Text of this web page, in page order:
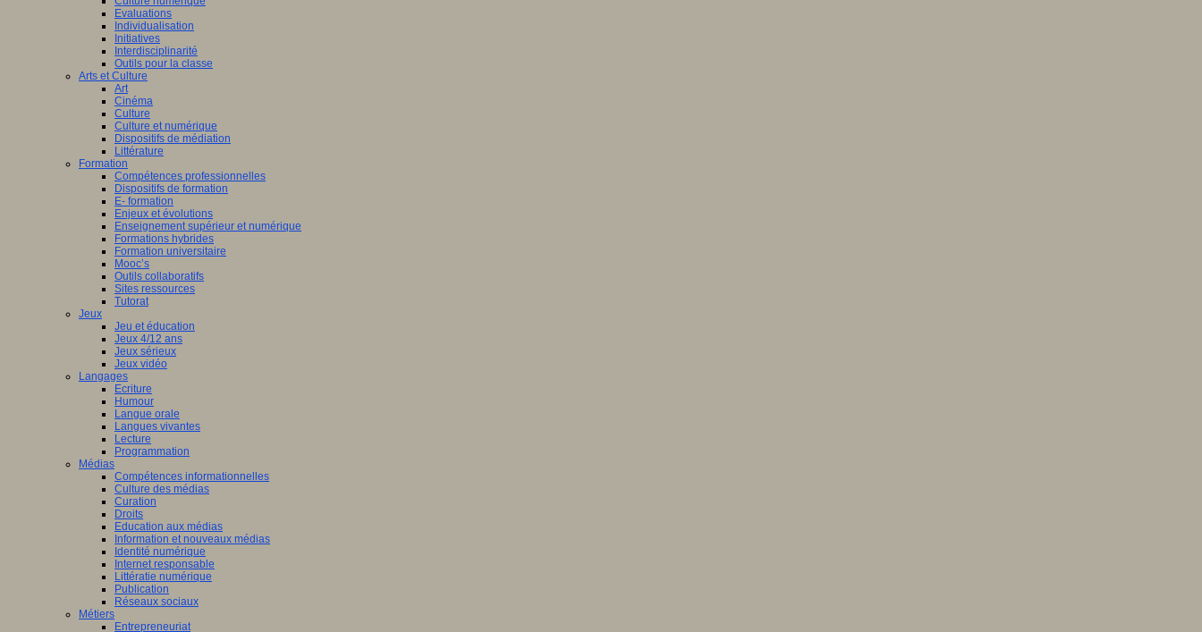
Evaluations
Individualisation
Initiatives
Interdisciplinarité
Outils pour la classe
Arts et Culture
Art
Cinéma
Culture
Culture et numérique
Dispositifs de médiation
Littérature
Formation
Compétences professionnelles
Dispositifs de formation
E- formation
Enjeux et évolutions
Enseignement supérieur et numérique
Formations hybrides
Formation universitaire
Mooc’s
Outils collaboratifs
Sites ressources
Tutorat
Jeux
Jeu et éducation
Jeux 4/12 ans
Jeux sérieux
Jeux vidéo
Langages
Ecriture
Humour
Langue orale
Langues vivantes
Lecture
Programmation
Médias
Compétences informationnelles
Culture des médias
Curation
Droits
Education aux médias
Information et nouveaux médias
Identité numérique
Internet responsable
Littératie numérique
Publication
Réseaux sociaux
Métiers
Entrepreneuriat